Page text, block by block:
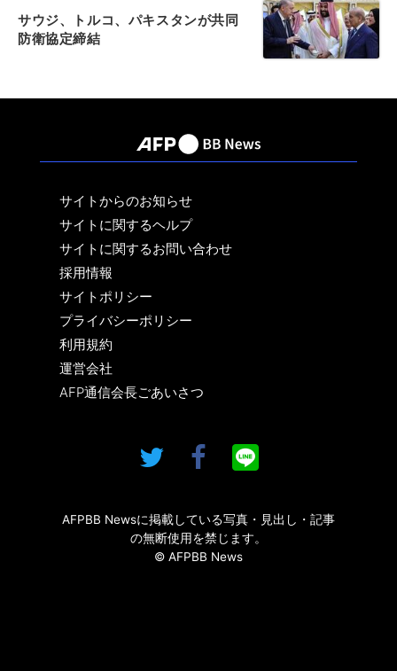
サウジ、トルコ、パキスタンが共同
防衛協定締結
サイトからのお知らせ
サイトに関するヘルプ
サイトに関するお問い合わせ
採用情報
サイトポリシー
プライバシーポリシー
利用規約
運営会社
AFP通信会長ごあいさつ
AFPBB Newsに掲載している写真・見出し・記事
の無断使用を禁じます。
© AFPBB News